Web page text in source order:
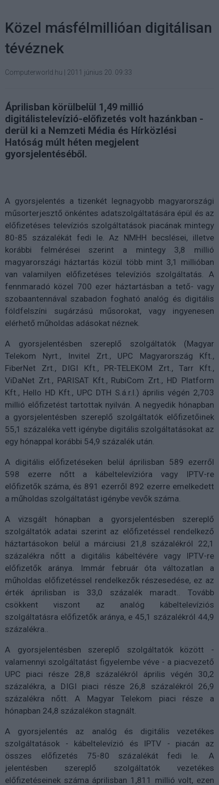
Közel másfélmillióan digitálisan
tévéznek
Computerworld.hu | 2011 június 20. 09:33
Áprilisban körülbelül 1,49 millió
digitálistelevízió-előfizetés volt hazánkban -
derül ki a Nemzeti Média és Hírközlési
Hatóság múlt héten megjelent
gyorsjelentéséből.
A gyorsjelentés a tizenkét legnagyobb magyarországi
műsorterjesztő önkéntes adatszolgáltatására épül és az
előfizetéses televíziós szolgáltatások piacának mintegy
80-85 százalékát fedi le. Az NMHH becslései, illetve
korábbi felmérései szerint a mintegy 3,8 millió
magyarországi háztartás közül több mint 3,1 millióban
van valamilyen előfizetéses televíziós szolgáltatás. A
fennmaradó közel 700 ezer háztartásban a tető- vagy
szobaantennával szabadon fogható analóg és digitális
földfelszíni sugárzású műsorokat, vagy ingyenesen
elérhető műholdas adásokat néznek.
A gyorsjelentésben szereplő szolgáltatók (Magyar
Telekom Nyrt., Invitel Zrt., UPC Magyarország Kft.,
FiberNet Zrt., DIGI Kft., PR-TELEKOM Zrt., Tarr Kft.,
ViDaNet Zrt., PARISAT Kft., RubiCom Zrt., HD Platform
Kft., Hello HD Kft., UPC DTH S.á.r.l.) április végén 2,703
millió előfizetést tartottak nyilván. A negyedik hónapban
a gyorsjelentésben szereplő szolgáltatók előfizetőinek
55,1 százaléka vett igénybe digitális szolgáltatásokat az
egy hónappal korábbi 54,9 százalék után.
A digitális előfizetéseken belül áprilisban 589 ezerről
598 ezerre nőtt a kábeltelevízióra vagy IPTV-re
előfizetők száma, és 891 ezerről 892 ezerre emelkedett
a műholdas szolgáltatást igénybe vevők száma.
A vizsgált hónapban a gyorsjelentésben szereplő
szolgáltatók adatai szerint az előfizetéssel rendelkező
háztartásokon belül a márciusi 21,8 százalékról 22,1
százalékra nőtt a digitális kábeltévére vagy IPTV-re
előfizetők aránya. Immár február óta változatlan a
műholdas előfizetéssel rendelkezők részesedése, ez az
érték áprilisban is 33,0 százalék maradt.. Tovább
csökkent viszont az analóg kábeltelevíziós
szolgáltatásra előfizetők aránya, e 45,1 százalékról 44,9
százalékra..
A gyorsjelentésben szereplő szolgáltatók között -
valamennyi szolgáltatást figyelembe véve - a piacvezető
UPC piaci része 28,8 százalékról április végén 30,2
százalékra, a DIGI piaci része 26,8 százalékról 26,9
százalékra nőtt. A Magyar Telekom piaci része a
hónapban 24,8 százalékon stagnált.
A gyorsjelentés az analóg és digitális vezetékes
szolgáltatások - kábeltelevízió és IPTV - piacán az
összes előfizetés 75-80 százalékát fedi le. A
jelentésben szereplő szolgáltatók vezetékes
előfizetéseinek száma áprilisban 1,811 millió volt, ezen